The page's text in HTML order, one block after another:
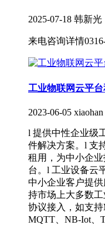
2025-07-18 韩新光
来电咨询详情
工业物联网云平
2023-06-05 xiaohan
l 提供中性企业级
件解决方案。l 支
租用，为中小企
台。l 工业设备云
中小企业客户提
持市场上大多数
协议接入，如支持
MQTT、NB-Iot、